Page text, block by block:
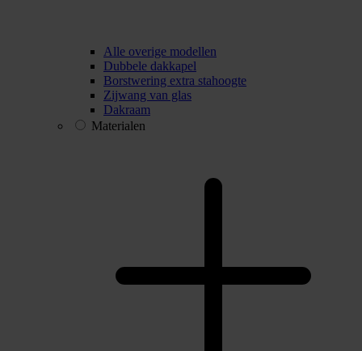
Alle overige modellen
Dubbele dakkapel
Borstwering extra stahoogte
Zijwang van glas
Dakraam
Materialen